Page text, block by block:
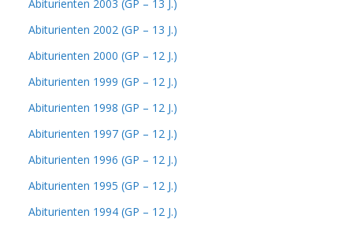
Abiturienten 2003 (GP – 13 J.)
Abiturienten 2002 (GP – 13 J.)
Abiturienten 2000 (GP – 12 J.)
Abiturienten 1999 (GP – 12 J.)
Abiturienten 1998 (GP – 12 J.)
Abiturienten 1997 (GP – 12 J.)
Abiturienten 1996 (GP – 12 J.)
Abiturienten 1995 (GP – 12 J.)
Abiturienten 1994 (GP – 12 J.)